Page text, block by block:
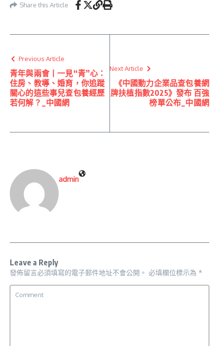
Share this Article
Previous Article
青年與兩會丨一見“青”心：
住房、教導、婚育，你追蹤
關心的這些事兒查包養經歷
若何解？_中國網
Next Article
《中國動力企業品查包養網
牌扶植指數2025》發布 百強
榜單公布_中國網
admin
Leave a Reply
發佈留言必須填寫的電子郵件地址不會公開。 必填欄位標示為 *